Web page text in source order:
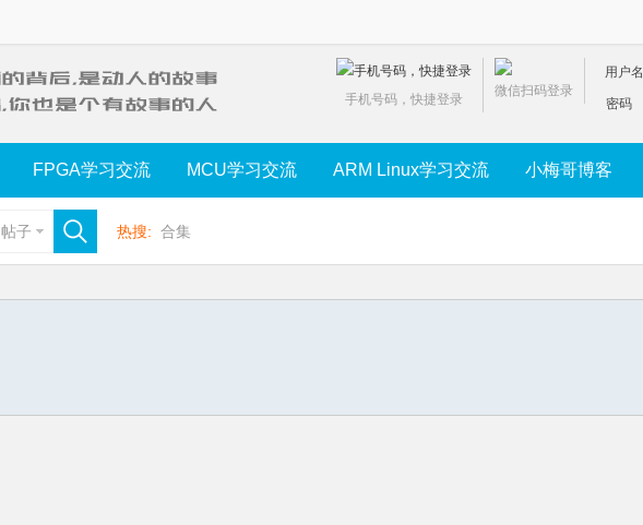
用户名
密码
微信扫码登录
手机号码，快捷登录
FPGA学习交流 MCU学习交流 ARM Linux学习交流 小梅哥博客
帖子 热搜: 合集